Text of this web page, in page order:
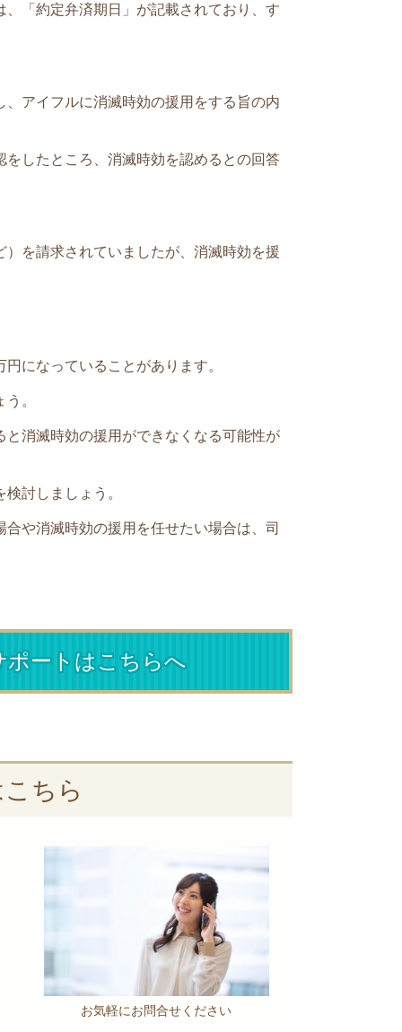
「約定弁済期日」が記載されており 、す
アイフルに消滅時効の援用をする旨の内
したところ、消滅時効を認めるとの回答
を請求されていましたが、消滅時効を援
になっていることがあります。
。
消滅時効の援用ができなくなる可能性が
討しましょう。
や消滅時効の援用を任せたい場合は、司
ポートはこちらへ
ちら
お気軽にお問合せください